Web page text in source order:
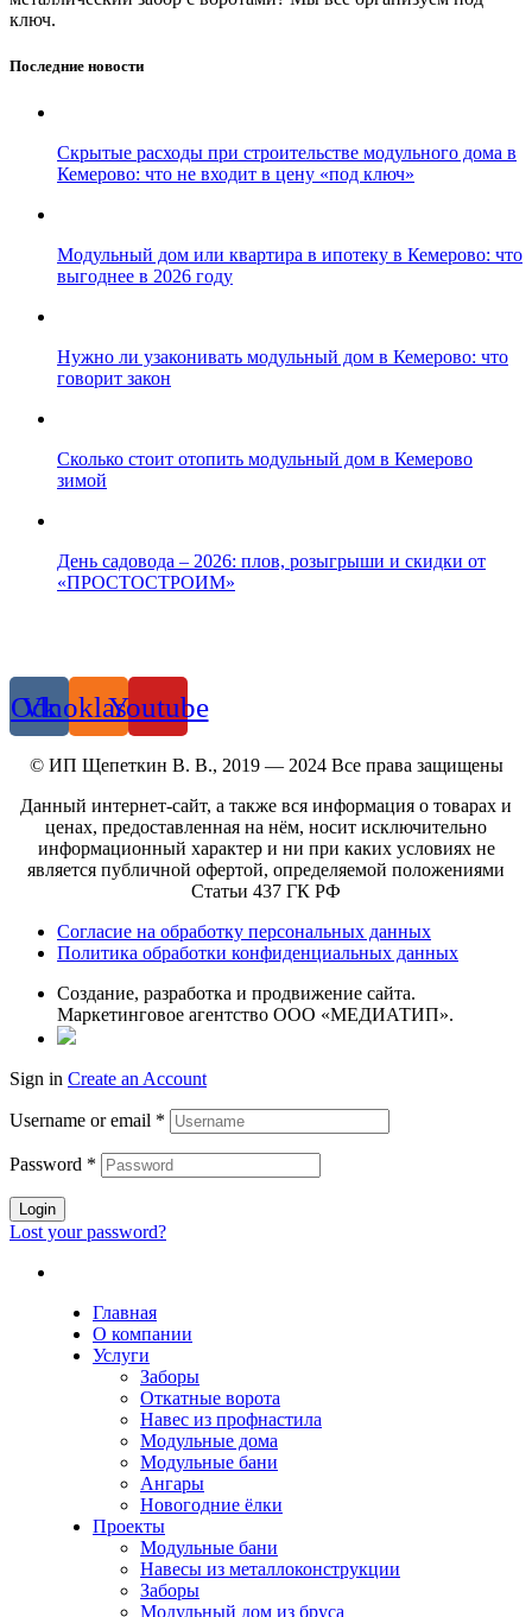
ключ.
Навигация
Последние новости
Скрытые расходы при строительстве модульного дома в
Кемерово: что не входит в цену «под ключ»
Модульный дом или квартира в ипотеку в Кемерово: что
выгоднее в 2026 году
Нужно ли узаконивать модульный дом в Кемерово: что
говорит закон
Сколько стоит отопить модульный дом в Кемерово
зимой
День садовода – 2026: плов, розыгрыши и скидки от
«ПРОСТОСТРОИМ»
Vk
Odnoklassniki
Youtube
© ИП Щепеткин В. В., 2019 — 2024 Все права защищены
Данный интернет-сайт, а также вся информация о товарах и
ценах, предоставленная на нём, носит исключительно
информационный характер и ни при каких условиях не
является публичной офертой, определяемой положениями
Статьи 437 ГК РФ
Согласие на обработку персональных данных
Политика обработки конфиденциальных данных
Создание, разработка и продвижение сайта.
Маркетинговое агентство ООО «МЕДИАТИП».
Sign in Create an Account
Username or email *
Password *
Login
Lost your password?
Главная
О компании
Услуги
Заборы
Откатные ворота
Навес из профнастила
Модульные дома
Модульные бани
Ангары
Новогодние ёлки
Проекты
Модульные бани
Навесы из металлоконструкции
Заборы
Модульный дом из бруса